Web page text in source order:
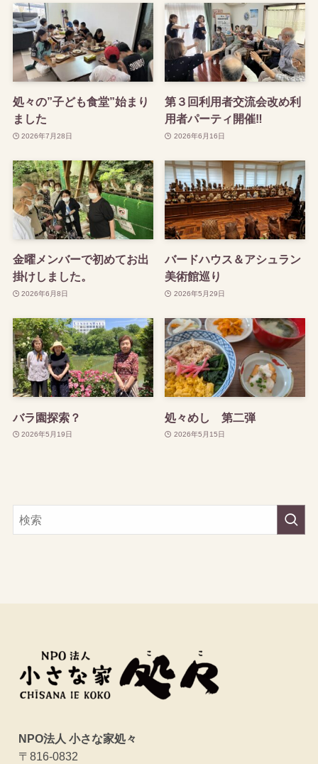
処々の”子ども食堂”始まり
ました
2026年7月28日
第３回利用者交流会改め利
用者パーティ開催‼
2026年6月16日
金曜メンバーで初めてお出
掛けしました。
2026年6月8日
バードハウス＆アシュラン
美術館巡り
2026年5月29日
バラ園探索？
2026年5月19日
処々めし 第二弾
2026年5月15日
NPO法人 小さな家処々
〒816-0832